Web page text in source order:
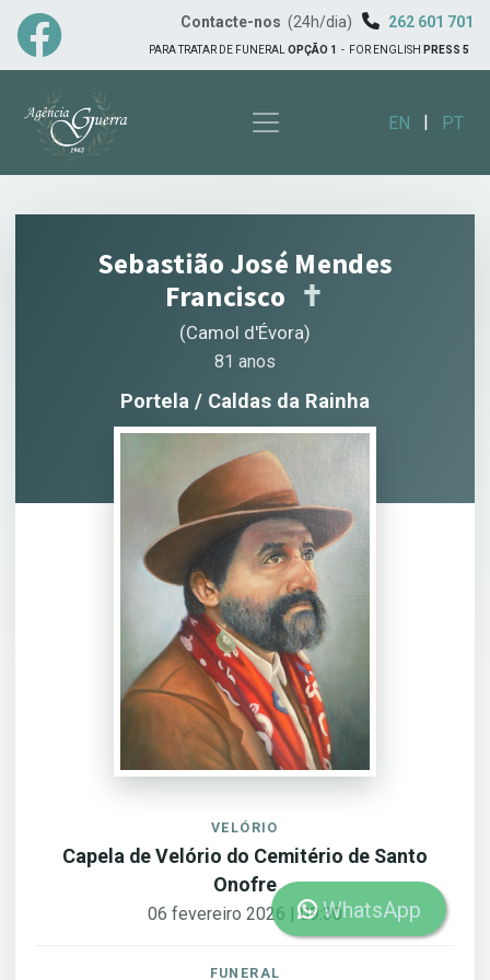
Contacte-nos (24h/dia) 262 601 701
PARA TRATAR DE FUNERAL OPÇÃO 1 - FOR ENGLISH PRESS 5
EN | PT
Sebastião José Mendes
Francisco ✝︎
(Camol d'Évora)
81 anos
Portela / Caldas da Rainha
VELÓRIO
Capela de Velório do Cemitério de Santo
Onofre
06 fevereiro 2026 | 09:30
FUNERAL
WhatsApp